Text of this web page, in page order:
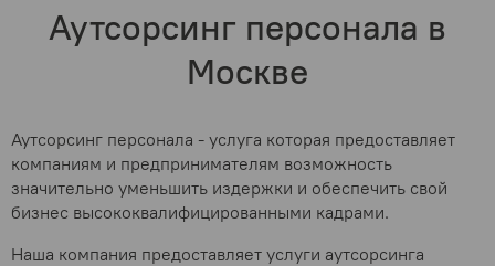
Аутсорсинг персонала в
Москве
Аутсорсинг персонала - услуга которая предоставляет
компаниям и предпринимателям возможность
значительно уменьшить издержки и обеспечить свой
бизнес высококвалифицированными кадрами.
Наша компания предоставляет услуги аутсорсинга